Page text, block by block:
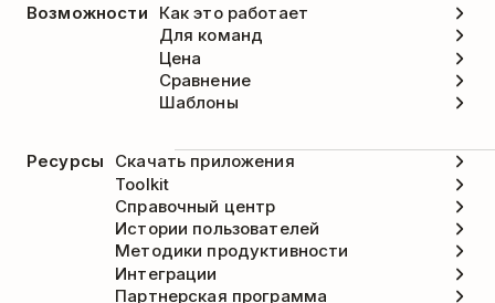
Возможности
Как это работает
Для команд
Цена
Сравнение
Шаблоны
Ресурсы
Скачать приложения
Toolkit
Справочный центр
Истории пользователей
Методики продуктивности
Интеграции
Партнерская программа